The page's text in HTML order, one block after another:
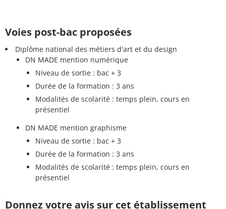
Voies post-bac proposées
Diplôme national des métiers d'art et du design
DN MADE mention numérique
Niveau de sortie : bac + 3
Durée de la formation : 3 ans
Modalités de scolarité : temps plein, cours en
présentiel
DN MADE mention graphisme
Niveau de sortie : bac + 3
Durée de la formation : 3 ans
Modalités de scolarité : temps plein, cours en
présentiel
Donnez votre avis sur cet établissement